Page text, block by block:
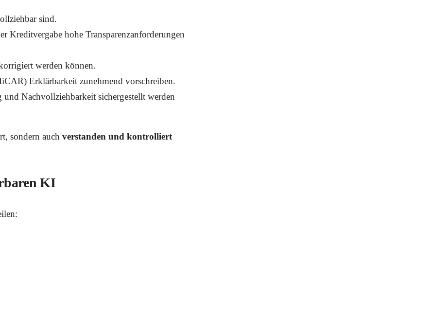
sind.
Kreditvergabe hohe Transparenzanforderungen
werden können.
Erklärbarkeit zunehmend vorschreiben.
Nachvollziehbarkeit sichergestellt werden
sondern auch verstanden und kontrolliert
KI